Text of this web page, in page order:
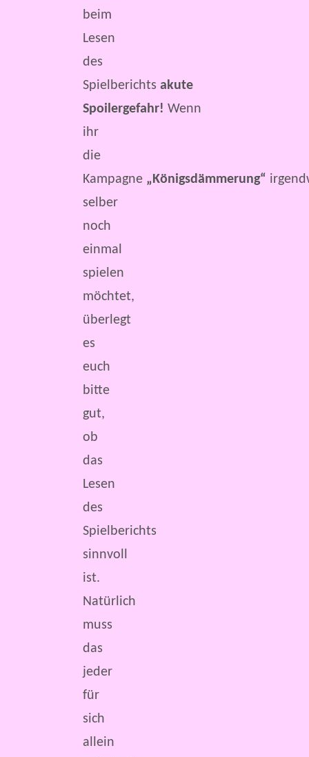
beim
Lesen
des
Spielberichts akute
Spoilergefahr! Wenn
ihr
die
Kampagne „Königsdämmerung“
selber
noch
einmal
spielen
möchtet,
überlegt
es
euch
bitte
gut,
ob
das
Lesen
des
Spielberichts
sinnvoll
ist.
Natürlich
muss
das
jeder
für
sich
allein